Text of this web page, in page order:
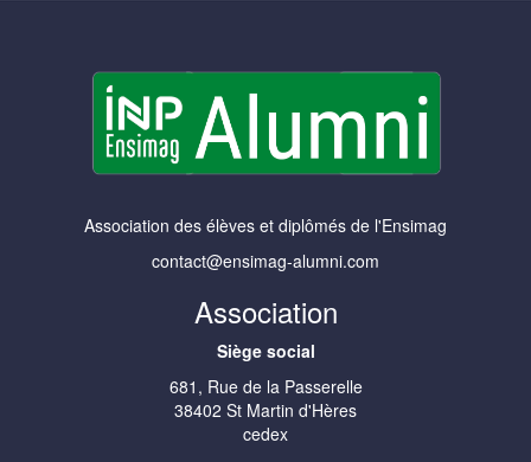
Association des élèves et diplômés de l'Ensimag
contact@ensimag-alumni.com
Association
Siège social
681, Rue de la Passerelle
38402 St Martin d'Hères
cedex